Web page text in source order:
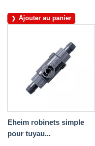
Ajouter au panier
Eheim robinets simple
pour tuyau...